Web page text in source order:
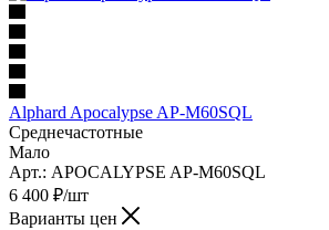
Alphard Apocalypse AP-M60SQL
Среднечастотные
Мало
Арт.: APOCALYPSE AP-M60SQL
6 400 ₽/шт
Варианты цен